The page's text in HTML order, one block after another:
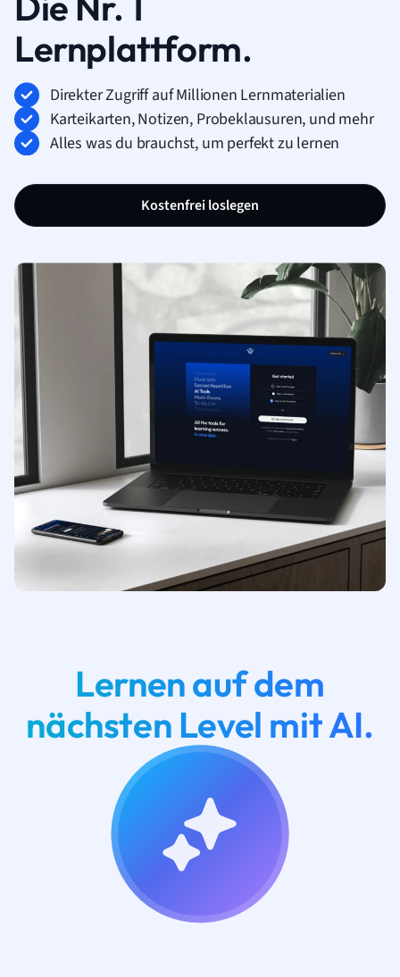
Lernplattform.
Direkter Zugriff auf Millionen Lernmaterialien
Karteikarten, Notizen, Probeklausuren, und mehr
Alles was du brauchst, um perfekt zu lernen
Kostenfrei loslegen
Lernen auf dem
nächsten Level mit AI.